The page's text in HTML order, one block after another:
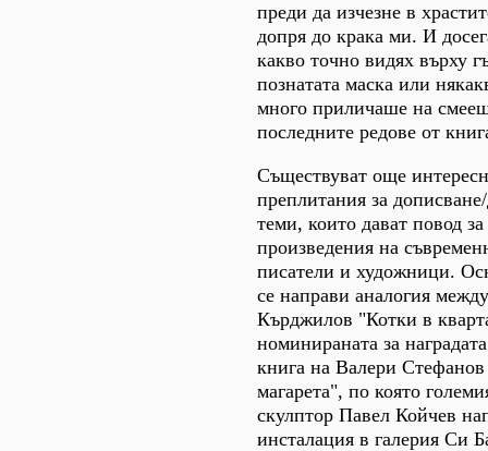
преди да изчезне в
допря до крака ми. И
какво точно видях върху
познатата маска или
много приличаше на
последните редове от
Съществуват още
преплитания за
теми, които дават повод
произведения на
писатели и художници.
се направи аналогия
Кърджилов "Котки в
номинираната за
книга на Валери
магарета", по която
скулптор Павел Койчев
инсталация в галерия Си